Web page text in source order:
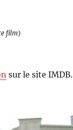
film)
sur le site IMDB.